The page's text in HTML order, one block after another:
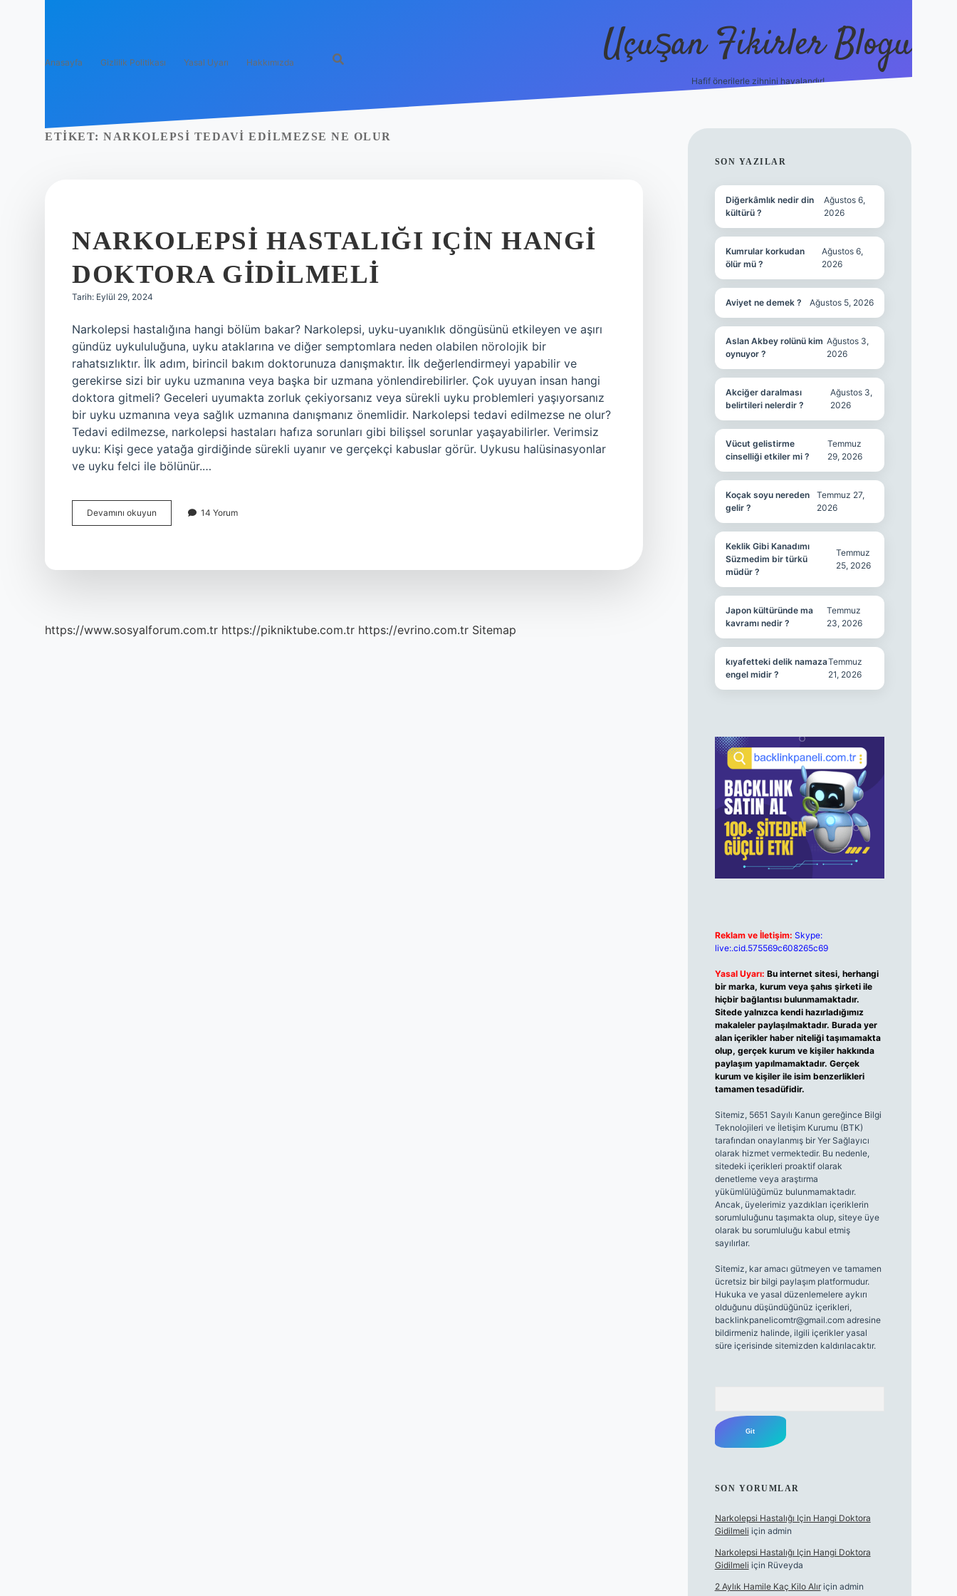
Anasayfa Gizlilik Politikası Yasal Uyarı Hakkımızda Uçuşan Fikirler Blogu
Hafif önerilerle zihnini havalandır!
ETIKET: NARKOLEPSI TEDAVI EDILMEZSE NE OLUR
NARKOLEPSI HASTALIĞI IÇIN HANGI
DOKTORA GIDILMELI
Tarih: Eylül 29, 2024
Narkolepsi hastalığına hangi bölüm bakar? Narkolepsi, uyku-uyanıklık döngüsünü etkileyen ve aşırı
gündüz uykululuğuna, uyku ataklarına ve diğer semptomlara neden olabilen nörolojik bir
rahatsızlıktır. İlk adım, birincil bakım doktorunuza danışmaktır. İlk değerlendirmeyi yapabilir ve
gerekirse sizi bir uyku uzmanına veya başka bir uzmana yönlendirebilirler. Çok uyuyan insan hangi
doktora gitmeli? Geceleri uyumakta zorluk çekiyorsanız veya sürekli uyku problemleri yaşıyorsanız
bir uyku uzmanına veya sağlık uzmanına danışmanız önemlidir. Narkolepsi tedavi edilmezse ne olur?
Tedavi edilmezse, narkolepsi hastaları hafıza sorunları gibi bilişsel sorunlar yaşayabilirler. Verimsiz
uyku: Kişi gece yatağa girdiğinde sürekli uyanır ve gerçekçi kabuslar görür. Uykusu halüsinasyonlar
ve uyku felci ile bölünür.…
Devamını okuyun Narkolepsi
Hastalığı
14 Yorum
https://www.sosyalforum.com.tr https://pikniktube.com.tr https://evrino.com.tr Sitemap
SIDEBAR
SON YAZILAR
Diğerkâmlık nedir din
kültürü ?
Ağustos 6,
2026
Kumrular korkudan
ölür mü ?
Ağustos 6,
2026
Aviyet ne demek ? Ağustos 5, 2026
Aslan Akbey rolünü kim
oynuyor ?
Ağustos 3,
2026
Akciğer daralması
belirtileri nelerdir ?
Ağustos 3,
2026
Vücut gelistirme
cinselliği etkiler mi ?
Temmuz
29, 2026
Koçak soyu nereden
gelir ?
Temmuz 27,
2026
Keklik Gibi Kanadımı
Süzmedim bir türkü
müdür ?
Temmuz
25, 2026
Japon kültüründe ma
kavramı nedir ?
Temmuz
23, 2026
kıyafetteki delik namaza
engel midir ?
Temmuz
21, 2026
Reklam ve İletişim: Skype:
live:.cid.575569c608265c69
Yasal Uyarı: Bu internet sitesi, herhangi
bir marka, kurum veya şahıs şirketi ile
hiçbir bağlantısı bulunmamaktadır.
Sitede yalnızca kendi hazırladığımız
makaleler paylaşılmaktadır. Burada yer
alan içerikler haber niteliği taşımamakta
olup, gerçek kurum ve kişiler hakkında
paylaşım yapılmamaktadır. Gerçek
kurum ve kişiler ile isim benzerlikleri
tamamen tesadüfidir.
Sitemiz, 5651 Sayılı Kanun gereğince Bilgi
Teknolojileri ve İletişim Kurumu (BTK)
tarafından onaylanmış bir Yer Sağlayıcı
olarak hizmet vermektedir. Bu nedenle,
sitedeki içerikleri proaktif olarak
denetleme veya araştırma
yükümlülüğümüz bulunmamaktadır.
Ancak, üyelerimiz yazdıkları içeriklerin
sorumluluğunu taşımakta olup, siteye üye
olarak bu sorumluluğu kabul etmiş
sayılırlar.
Sitemiz, kar amacı gütmeyen ve tamamen
ücretsiz bir bilgi paylaşım platformudur.
Hukuka ve yasal düzenlemelere aykırı
olduğunu düşündüğünüz içerikleri,
backlinkpanelicomtr@gmail.comadresine
bildirmeniz halinde, ilgili içerikler yasal
süre içerisinde sitemizden kaldırılacaktır.
SON YORUMLAR
Narkolepsi Hastalığı Için Hangi Doktora
Gidilmeli için admin
Narkolepsi Hastalığı Için Hangi Doktora
Gidilmeli için Rüveyda
2 Aylık Hamile Kaç Kilo Alıriçin admin
hiltonbet güncel giriş